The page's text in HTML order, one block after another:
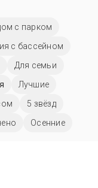
с парком
с бассейном
Для семьи
Лучшие
5 звёзд
Осенние